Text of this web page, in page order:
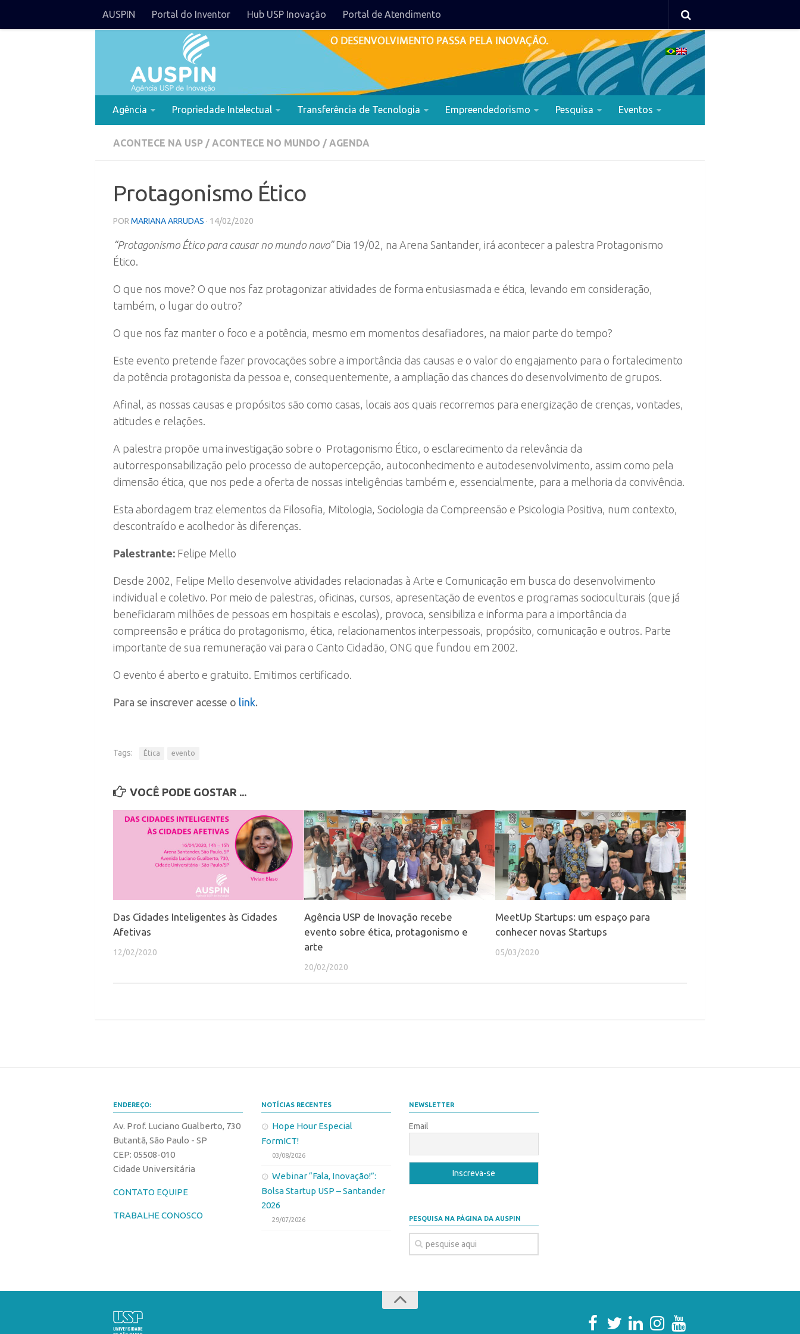
AUSPIN Portal do Inventor Hub USP Inovação Portal de Atendimento
Agência Propriedade Intelectual Transferência de Tecnologia Empreendedorismo Pesquisa Eventos
ACONTECE NA USP / ACONTECE NO MUNDO / AGENDA
Protagonismo Ético
POR MARIANA ARRUDAS · 14/02/2020
“Protagonismo Ético para causar no mundo novo”Dia 19/02, na Arena Santander, irá acontecer a palestra Protagonismo
Ético.
O que nos move? O que nos faz protagonizar atividades de forma entusiasmada e ética, levando em consideração,
também, o lugar do outro?
O que nos faz manter o foco e a potência, mesmo em momentos desafiadores, na maior parte do tempo?
Este evento pretende fazer provocações sobre a importância das causas e o valor do engajamento para o fortalecimento
da potência protagonista da pessoa e, consequentemente, a ampliação das chances do desenvolvimento de grupos.
Afinal, as nossas causas e propósitos são como casas, locais aos quais recorremos para energização de crenças, vontades,
atitudes e relações.
A palestra propõe uma investigação sobre o Protagonismo Ético, o esclarecimento da relevância da
autorresponsabilização pelo processo de autopercepção, autoconhecimento e autodesenvolvimento, assim como pela
dimensão ética, que nos pede a oferta de nossas inteligências também e, essencialmente, para a melhoria da convivência.
Esta abordagem traz elementos da Filosofia, Mitologia, Sociologia da Compreensão e Psicologia Positiva, num contexto,
descontraído e acolhedor às diferenças.
Palestrante: Felipe Mello
Desde 2002, Felipe Mello desenvolve atividades relacionadas à Arte e Comunicação em busca do desenvolvimento
individual e coletivo. Por meio de palestras, oficinas, cursos, apresentação de eventos e programas socioculturais (que já
beneficiaram milhões de pessoas em hospitais e escolas), provoca, sensibiliza e informa para a importância da
compreensão e prática do protagonismo, ética, relacionamentos interpessoais, propósito, comunicação e outros. Parte
importante de sua remuneração vai para o Canto Cidadão, ONG que fundou em 2002.
O evento é aberto e gratuito. Emitimos certificado.
Para se inscrever acesse o link.
Tags: Ética evento
VOCÊ PODE GOSTAR ...
Das Cidades Inteligentes às Cidades
Afetivas
12/02/2020
Agência USP de Inovação recebe
evento sobre ética, protagonismo e
arte
20/02/2020
MeetUp Startups: um espaço para
conhecer novas Startups
05/03/2020
ENDEREÇO:
Av. Prof. Luciano Gualberto, 730
Butantã, São Paulo - SP
CEP: 05508-010
Cidade Universitária
CONTATO EQUIPE
TRABALHE CONOSCO
NOTÍCIAS RECENTES
Hope Hour Especial
FormICT!
03/08/2026
Webinar “Fala, Inovação!”:
Bolsa Startup USP – Santander
2026
29/07/2026
NEWSLETTER
Email
PESQUISA NA PÁGINA DA AUSPIN